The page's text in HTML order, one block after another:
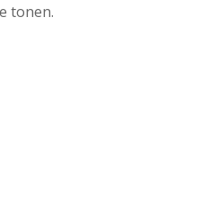
tonen.